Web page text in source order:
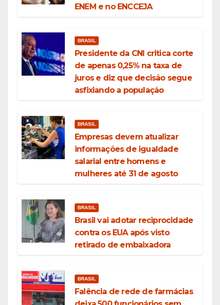
ENEM e no ENCCEJA
BRASIL
Presidente da CNI critica corte
de apenas 0,25% na taxa de
juros e diz que decisão segue
asfixiando a população
BRASIL
Empresas devem atualizar
informações de igualdade
salarial entre homens e
mulheres até 31 de agosto
BRASIL
Brasil vai adotar reciprocidade
contra os EUA após visto
retirado de embaixadora
BRASIL
Falência de rede de farmácias